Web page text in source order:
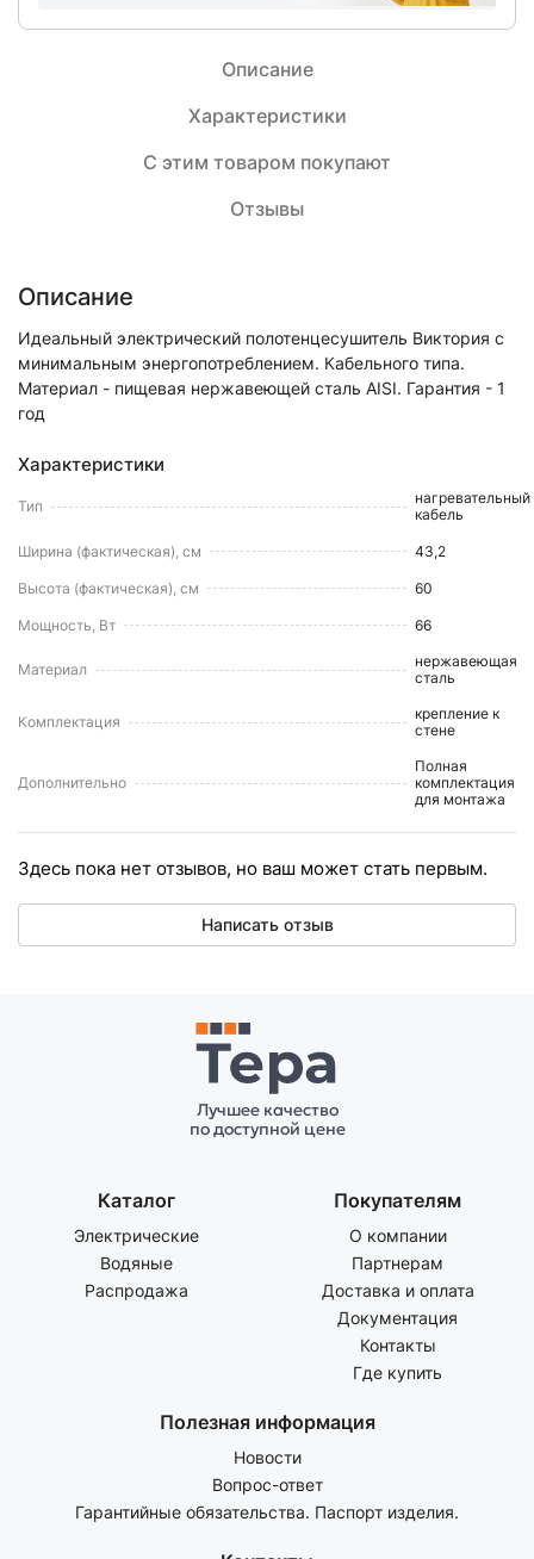
Описание
Характеристики
С этим товаром покупают
Отзывы
Описание
Идеальный электрический полотенцесушитель Виктория с
минимальным энергопотреблением. Кабельного типа.
Материал - пищевая нержавеющей сталь AISI. Гарантия - 1
год
Характеристики
Тип
нагревательный
кабель
Ширина (фактическая), см 43,2
Высота (фактическая), см 60
Мощность, Вт 66
Материал
нержавеющая
сталь
Комплектация
крепление к
стене
Дополнительно
Полная
комплектация
для монтажа
Здесь пока нет отзывов, но ваш может стать первым.
Написать отзыв
Лучшее качество
по доступной цене
Каталог
Электрические
Водяные
Распродажа
Покупателям
О компании
Партнерам
Доставка и оплата
Документация
Контакты
Где купить
Полезная информация
Новости
Вопрос-ответ
Гарантийные обязательства. Паспорт изделия.